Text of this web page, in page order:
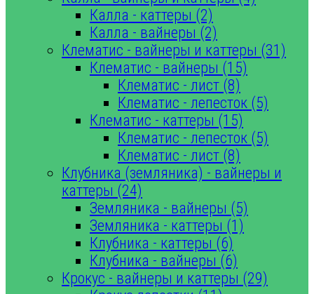
Калла - каттеры (2)
Калла - вайнеры (2)
Клематис - вайнеры и каттеры (31)
Клематис - вайнеры (15)
Клематис - лист (8)
Клематис - лепесток (5)
Клематис - каттеры (15)
Клематис - лепесток (5)
Клематис - лист (8)
Клубника (земляника) - вайнеры и
каттеры (24)
Земляника - вайнеры (5)
Земляника - каттеры (1)
Клубника - каттеры (6)
Клубника - вайнеры (6)
Крокус - вайнеры и каттеры (29)